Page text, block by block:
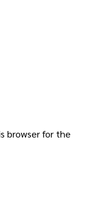
browser for the